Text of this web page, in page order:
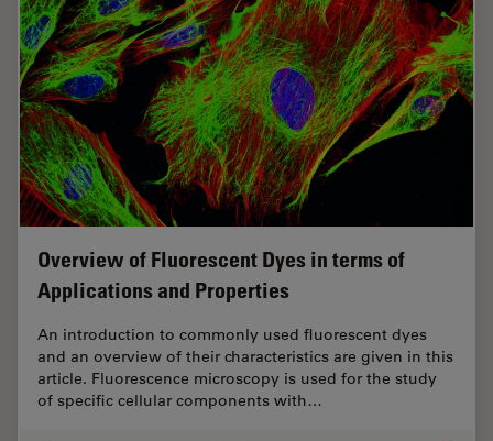
Overview of Fluorescent Dyes in terms of
Applications and Properties
An introduction to commonly used fluorescent dyes
and an overview of their characteristics are given in this
article. Fluorescence microscopy is used for the study
of specific cellular components with…